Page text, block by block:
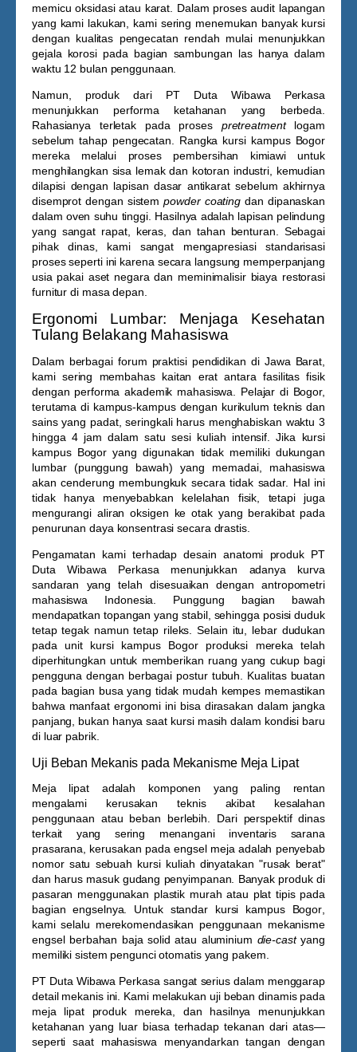
memicu oksidasi atau karat. Dalam proses audit lapangan
yang kami lakukan, kami sering menemukan banyak kursi
dengan kualitas pengecatan rendah mulai menunjukkan
gejala korosi pada bagian sambungan las hanya dalam
waktu 12 bulan penggunaan.
Namun, produk dari PT Duta Wibawa Perkasa
menunjukkan performa ketahanan yang berbeda.
Rahasianya terletak pada proses pretreatmentlogam
sebelum tahap pengecatan. Rangka kursi kampus Bogor
mereka melalui proses pembersihan kimiawi untuk
menghilangkan sisa lemak dan kotoran industri, kemudian
dilapisi dengan lapisan dasar antikarat sebelum akhirnya
disemprot dengan sistempowder coating dan dipanaskan
dalam oven suhu tinggi. Hasilnya adalah lapisan pelindung
yang sangat rapat, keras, dan tahan benturan. Sebagai
pihak dinas, kami sangat mengapresiasi standarisasi
proses seperti ini karena secara langsung memperpanjang
usia pakai aset negara dan meminimalisir biaya restorasi
furnitur di masa depan.
Ergonomi Lumbar: Menjaga Kesehatan
Tulang Belakang Mahasiswa
Dalam berbagai forum praktisi pendidikan di Jawa Barat,
kami sering membahas kaitan erat antara fasilitas fisik
dengan performa akademik mahasiswa. Pelajar di Bogor,
terutama di kampus-kampus dengan kurikulum teknis dan
sains yang padat, seringkali harus menghabiskan waktu 3
hingga 4 jam dalam satu sesi kuliah intensif. Jika kursi
kampus Bogor yang digunakan tidak memiliki dukungan
lumbar (punggung bawah) yang memadai, mahasiswa
akan cenderung membungkuk secara tidak sadar. Hal ini
tidak hanya menyebabkan kelelahan fisik, tetapi juga
mengurangi aliran oksigen ke otak yang berakibat pada
penurunan daya konsentrasi secara drastis.
Pengamatan kami terhadap desain anatomi produk PT
Duta Wibawa Perkasa menunjukkan adanya kurva
sandaran yang telah disesuaikan dengan antropometri
mahasiswa Indonesia. Punggung bagian bawah
mendapatkan topangan yang stabil, sehingga posisi duduk
tetap tegak namun tetap rileks. Selain itu, lebar dudukan
pada unit kursi kampus Bogorproduksi mereka telah
diperhitungkan untuk memberikan ruang yang cukup bagi
pengguna dengan berbagai postur tubuh. Kualitas buatan
pada bagian busa yang tidak mudah kempes memastikan
bahwa manfaat ergonomi ini bisa dirasakan dalam jangka
panjang, bukan hanya saat kursi masih dalam kondisi baru
di luar pabrik.
Uji Beban Mekanis pada Mekanisme Meja Lipat
Meja lipat adalah komponen yang paling rentan
mengalami kerusakan teknis akibat kesalahan
penggunaan atau beban berlebih. Dari perspektif dinas
terkait yang sering menangani inventaris sarana
prasarana, kerusakan pada engsel meja adalah penyebab
nomor satu sebuah kursi kuliah dinyatakan "rusak berat"
dan harus masuk gudang penyimpanan. Banyak produk di
pasaran menggunakan plastik murah atau plat tipis pada
bagian engselnya. Untuk standar kursi kampus Bogor
kami selalu merekomendasikan penggunaan mekanisme
engsel berbahan baja solid atau aluminium die-castyang
memiliki sistem pengunci otomatis yang pakem.
PT Duta Wibawa Perkasa sangat serius dalam menggarap
detail mekanis ini. Kami melakukan uji beban dinamis pada
meja lipat produk mereka, dan hasilnya menunjukkan
ketahanan yang luar biasa terhadap tekanan dari atas—
seperti saat mahasiswa menyandarkan tangan dengan